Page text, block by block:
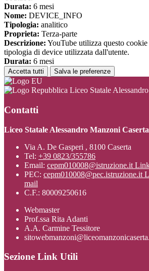
Durata: 6 mesi
Nome: DEVICE_INFO
Tipologia: analitico
Proprieta: Terza-parte
Descrizione: YouTube utilizza questo
tipologia di device utilizzata dall'utente.
Durata: 6 mesi
Accetta tutti Salva le preferenze
Liceo Statale
Contatti
Liceo Statale Alessandro Manzoni Caserta
Via A. De Gasperi , 8100 Caserta
Tel: +39 0823/355786
Email: cepm010008@istruzione.it
PEC: cepm010008@pec.istruzione.it
mail
C.F.: 80009250616
Webmaster
Prof.ssa Rita Adanti
A.A. Carmine Tessitore
Sezione Link Utili